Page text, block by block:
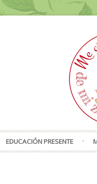
EDUCACIÓN PRESENTE